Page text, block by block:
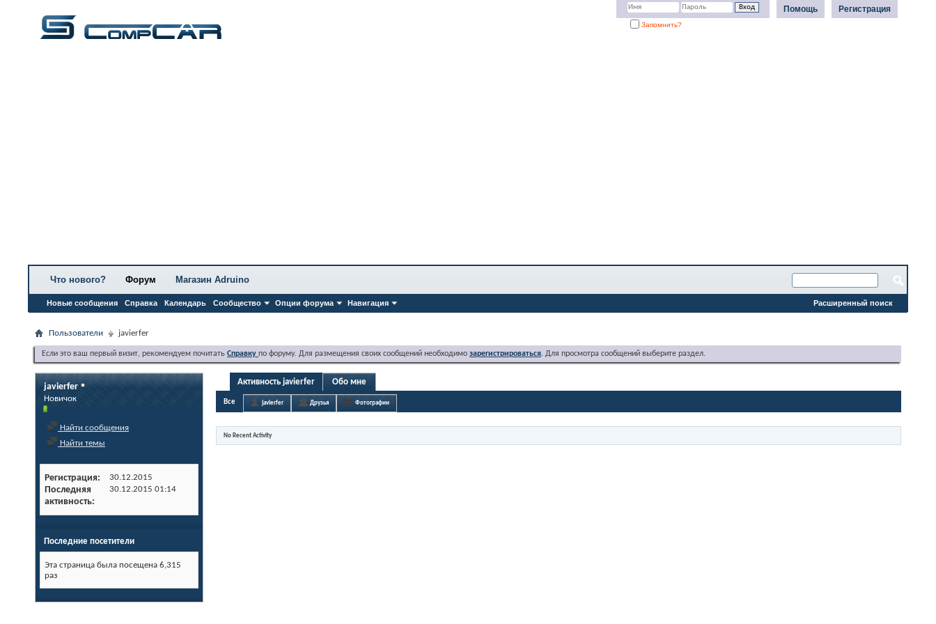
Регистрация
Помощь
Запомнить?
Что нового? Форум
Новые сообщения Справка Календарь Сообщество Опции форума Навигация
Магазин Adruino
Расширенный поиск
Пользователи javierfer
Если это ваш первый визит, рекомендуем почитать Справку по форуму. Для размещения своих сообщений необходимо зарегистрироваться. Для просмотра сообщений выберите раздел.
javierfer
Новичок
Найти сообщения
Найти темы
Регистрация 30.12.2015
Последняя
активность
30.12.2015 01:14
Последние посетители
Эта страница была посещена 6,315
раз
Активность javierfer Обо мне
Все javierfer Друзья Фотографии
No Recent Activity